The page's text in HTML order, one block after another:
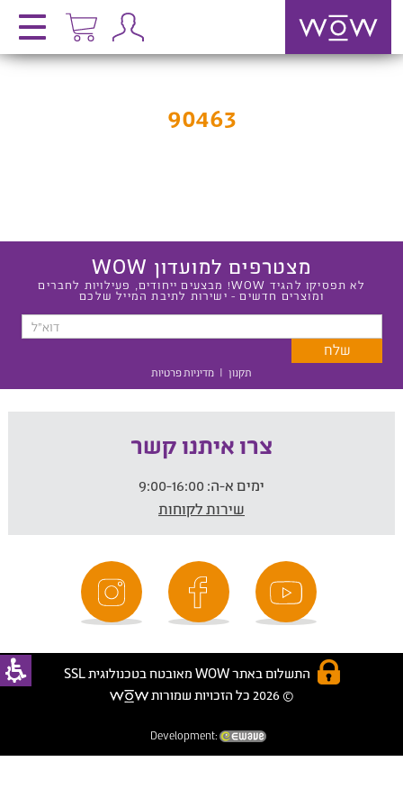
90463
מצטרפים למועדון WOW
לא תפסיקו להגיד WOW! מבצעים ייחודים, פעילויות לחברים
ומוצרים חדשים - ישירות לתיבת המייל שלכם
תקנון | מדיניות פרטיות
צרו איתנו קשר
ימים א-ה:
שירות לקוחות
התשלום באתר WOW מאובטח בטכנולוגית SSL
© 2026 כל הזכויות שמורות
Development: